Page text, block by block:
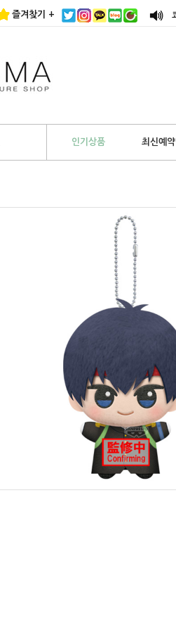
즐겨찾기 +
인기상품 최신예약